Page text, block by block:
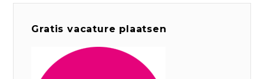
Gratis vacature plaatsen